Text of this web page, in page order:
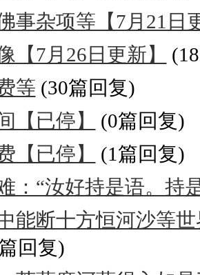
事杂项等【7月21日
【7月26日更新】
等 (30篇回复)
【已停】
(0篇回复)
【已停】
(1篇回复)
：“汝好持是语。持
能断十方恒河沙等
回复)